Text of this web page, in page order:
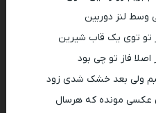
وسط لنز دوربین
تو توی یک قاب شیرین
فاز تو چی بود
ولی بعد خشک شدی زود
عکسی مونده که هرسال